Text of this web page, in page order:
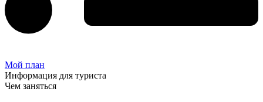
Мой план
Информация для туриста
Чем заняться